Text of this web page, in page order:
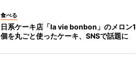
食べる
日系ケーキ店「la vie bonbon」のメロン1
個を丸ごと使ったケーキ、SNSで話題に